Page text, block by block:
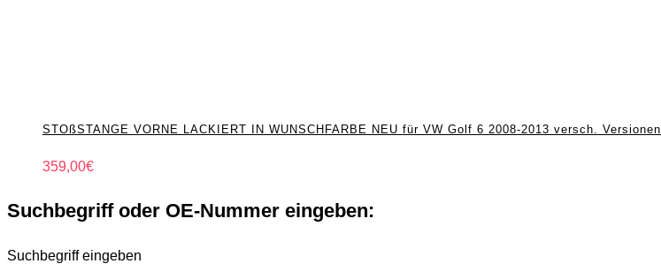
STOßSTANGE VORNE LACKIERT IN WUNSCHFARBE NEU für VW Golf 6 2008-2013 versch. Versionen
359,00€
Suchbegriff oder OE-Nummer eingeben:
Suchbegriff eingeben